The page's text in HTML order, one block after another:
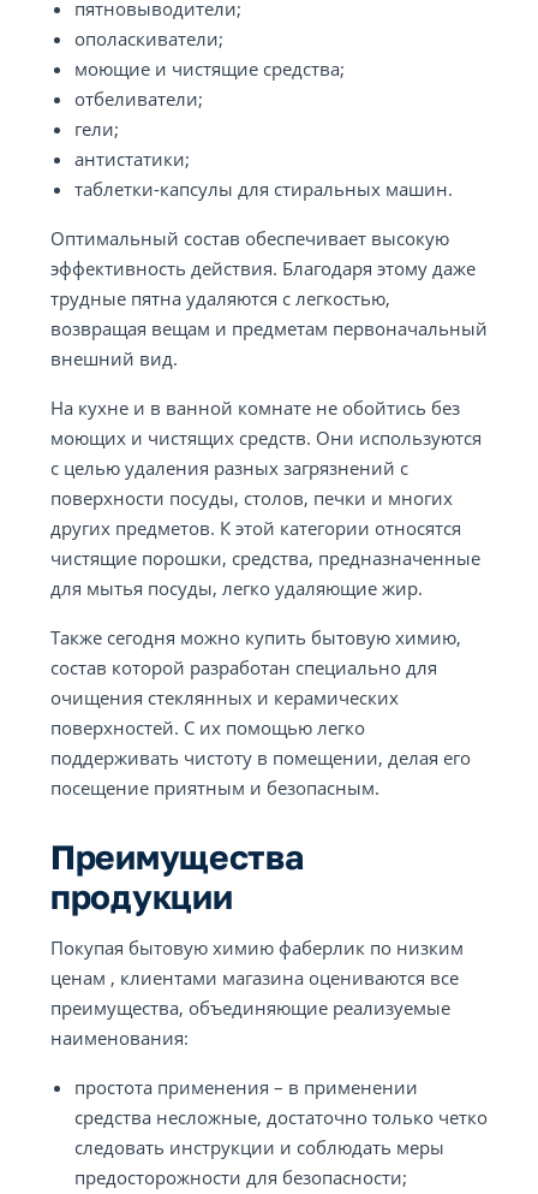
пятновыводители;
ополаскиватели;
моющие и чистящие средства;
отбеливатели;
гели;
антистатики;
таблетки-капсулы для стиральных машин.
Оптимальный состав обеспечивает высокую
эффективность действия. Благодаря этому даже
трудные пятна удаляются с легкостью,
возвращая вещам и предметам первоначальный
внешний вид.
На кухне и в ванной комнате не обойтись без
моющих и чистящих средств. Они используются
с целью удаления разных загрязнений с
поверхности посуды, столов, печки и многих
других предметов. К этой категории относятся
чистящие порошки, средства, предназначенные
для мытья посуды, легко удаляющие жир.
Также сегодня можно купить бытовую химию,
состав которой разработан специально для
очищения стеклянных и керамических
поверхностей. С их помощью легко
поддерживать чистоту в помещении, делая его
посещение приятным и безопасным.
Преимущества
продукции
Покупая бытовую химию фаберлик по низким
ценам , клиентами магазина оцениваются все
преимущества, объединяющие реализуемые
наименования:
простота применения – в применении
средства несложные, достаточно только четко
следовать инструкции и соблюдать меры
предосторожности для безопасности;